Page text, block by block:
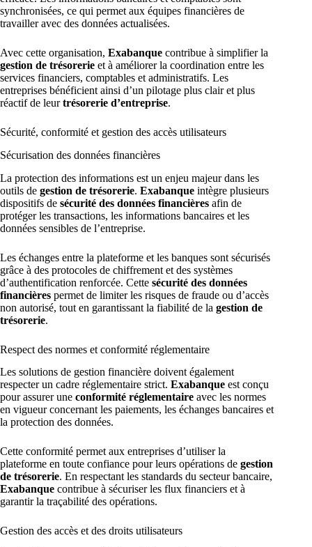
synchronisées, ce qui permet aux équipes financières de
travailler avec des données actualisées.
Avec cette organisation, Exabanque contribue à simplifier la
gestion de trésorerie et à améliorer la coordination entre les
services financiers, comptables et administratifs. Les
entreprises bénéficient ainsi d’un pilotage plus clair et plus
réactif de leurtrésorerie d’entreprise.
Sécurité, conformité et gestion des accès utilisateurs
Sécurisation des données financières
La protection des informations est un enjeu majeur dans les
outils de gestion de trésorerie. Exabanque intègre plusieurs
dispositifs de sécurité des données financières afin de
protéger les transactions, les informations bancaires et les
données sensibles de l’entreprise.
Les échanges entre la plateforme et les banques sont sécurisés
grâce à des protocoles de chiffrement et des systèmes
d’authentification renforcée. Cette sécurité des données
financières permet de limiter les risques de fraude ou d’accès
non autorisé, tout en garantissant la fiabilité de la gestion de
trésorerie.
Respect des normes et conformité réglementaire
Les solutions de gestion financière doivent également
respecter un cadre réglementaire strict. Exabanque est conçu
pour assurer une conformité réglementaire avec les normes
en vigueur concernant les paiements, les échanges bancaires et
la protection des données.
Cette conformité permet aux entreprises d’utiliser la
plateforme en toute confiance pour leurs opérations de gestion
de trésorerie. En respectant les standards du secteur bancaire,
Exabanque contribue à sécuriser les flux financiers et à
garantir la traçabilité des opérations.
Gestion des accès et des droits utilisateurs